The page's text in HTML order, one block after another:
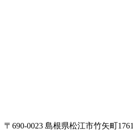
〒690-0023 島根県松江市竹矢町1761